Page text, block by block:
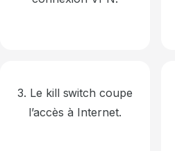
3. Le kill switch coupe
l’accès à Internet.